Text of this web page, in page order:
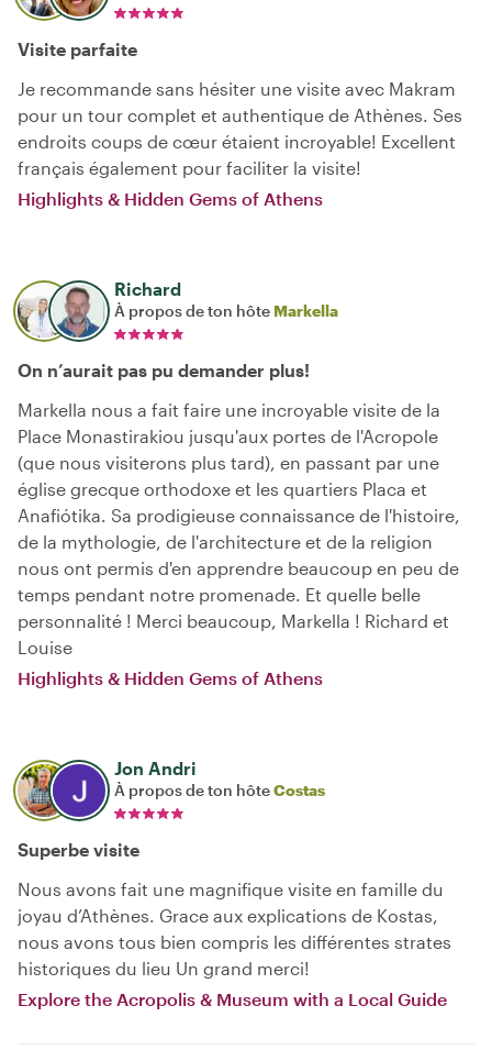
Visite parfaite
Je recommande sans hésiter une visite avec Makram
pour un tour complet et authentique de Athènes. Ses
endroits coups de cœur étaient incroyable! Excellent
français également pour faciliter la visite!
Highlights & Hidden Gems of Athens
Richard
À propos de ton hôte Markella
On n’aurait pas pu demander plus!
Markella nous a fait faire une incroyable visite de la
Place Monastirakiou jusqu'aux portes de l'Acropole
(que nous visiterons plus tard), en passant par une
église grecque orthodoxe et les quartiers Placa et
Anafiótika. Sa prodigieuse connaissance de l'histoire,
de la mythologie, de l'architecture et de la religion
nous ont permis d'en apprendre beaucoup en peu de
temps pendant notre promenade. Et quelle belle
personnalité ! Merci beaucoup, Markella ! Richard et
Louise
Highlights & Hidden Gems of Athens
Jon Andri
À propos de ton hôteCostas
Superbe visite
Nous avons fait une magnifique visite en famille du
joyau d’Athènes. Grace aux explications de Kostas,
nous avons tous bien compris les différentes strates
historiques du lieu Un grand merci!
Explore the Acropolis & Museum with a Local Guide